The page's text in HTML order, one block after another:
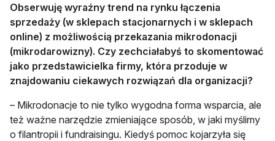
Obserwuję wyraźny trend na rynku łączenia
sprzedaży (w sklepach stacjonarnych i w sklepach
online) z możliwością przekazania mikrodonacji
(mikrodarowizny). Czy zechciałabyś to skomentować
jako przedstawicielka firmy, która przoduje w
znajdowaniu ciekawych rozwiązań dla organizacji?
– Mikrodonacje to nie tylko wygodna forma wsparcia, ale
też ważne narzędzie zmieniające sposób, w jaki myślimy
o filantropii i fundraisingu. Kiedyś pomoc kojarzyła się